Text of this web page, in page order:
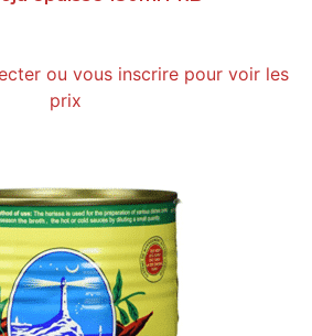
ou vous inscrire pour voir les
prix